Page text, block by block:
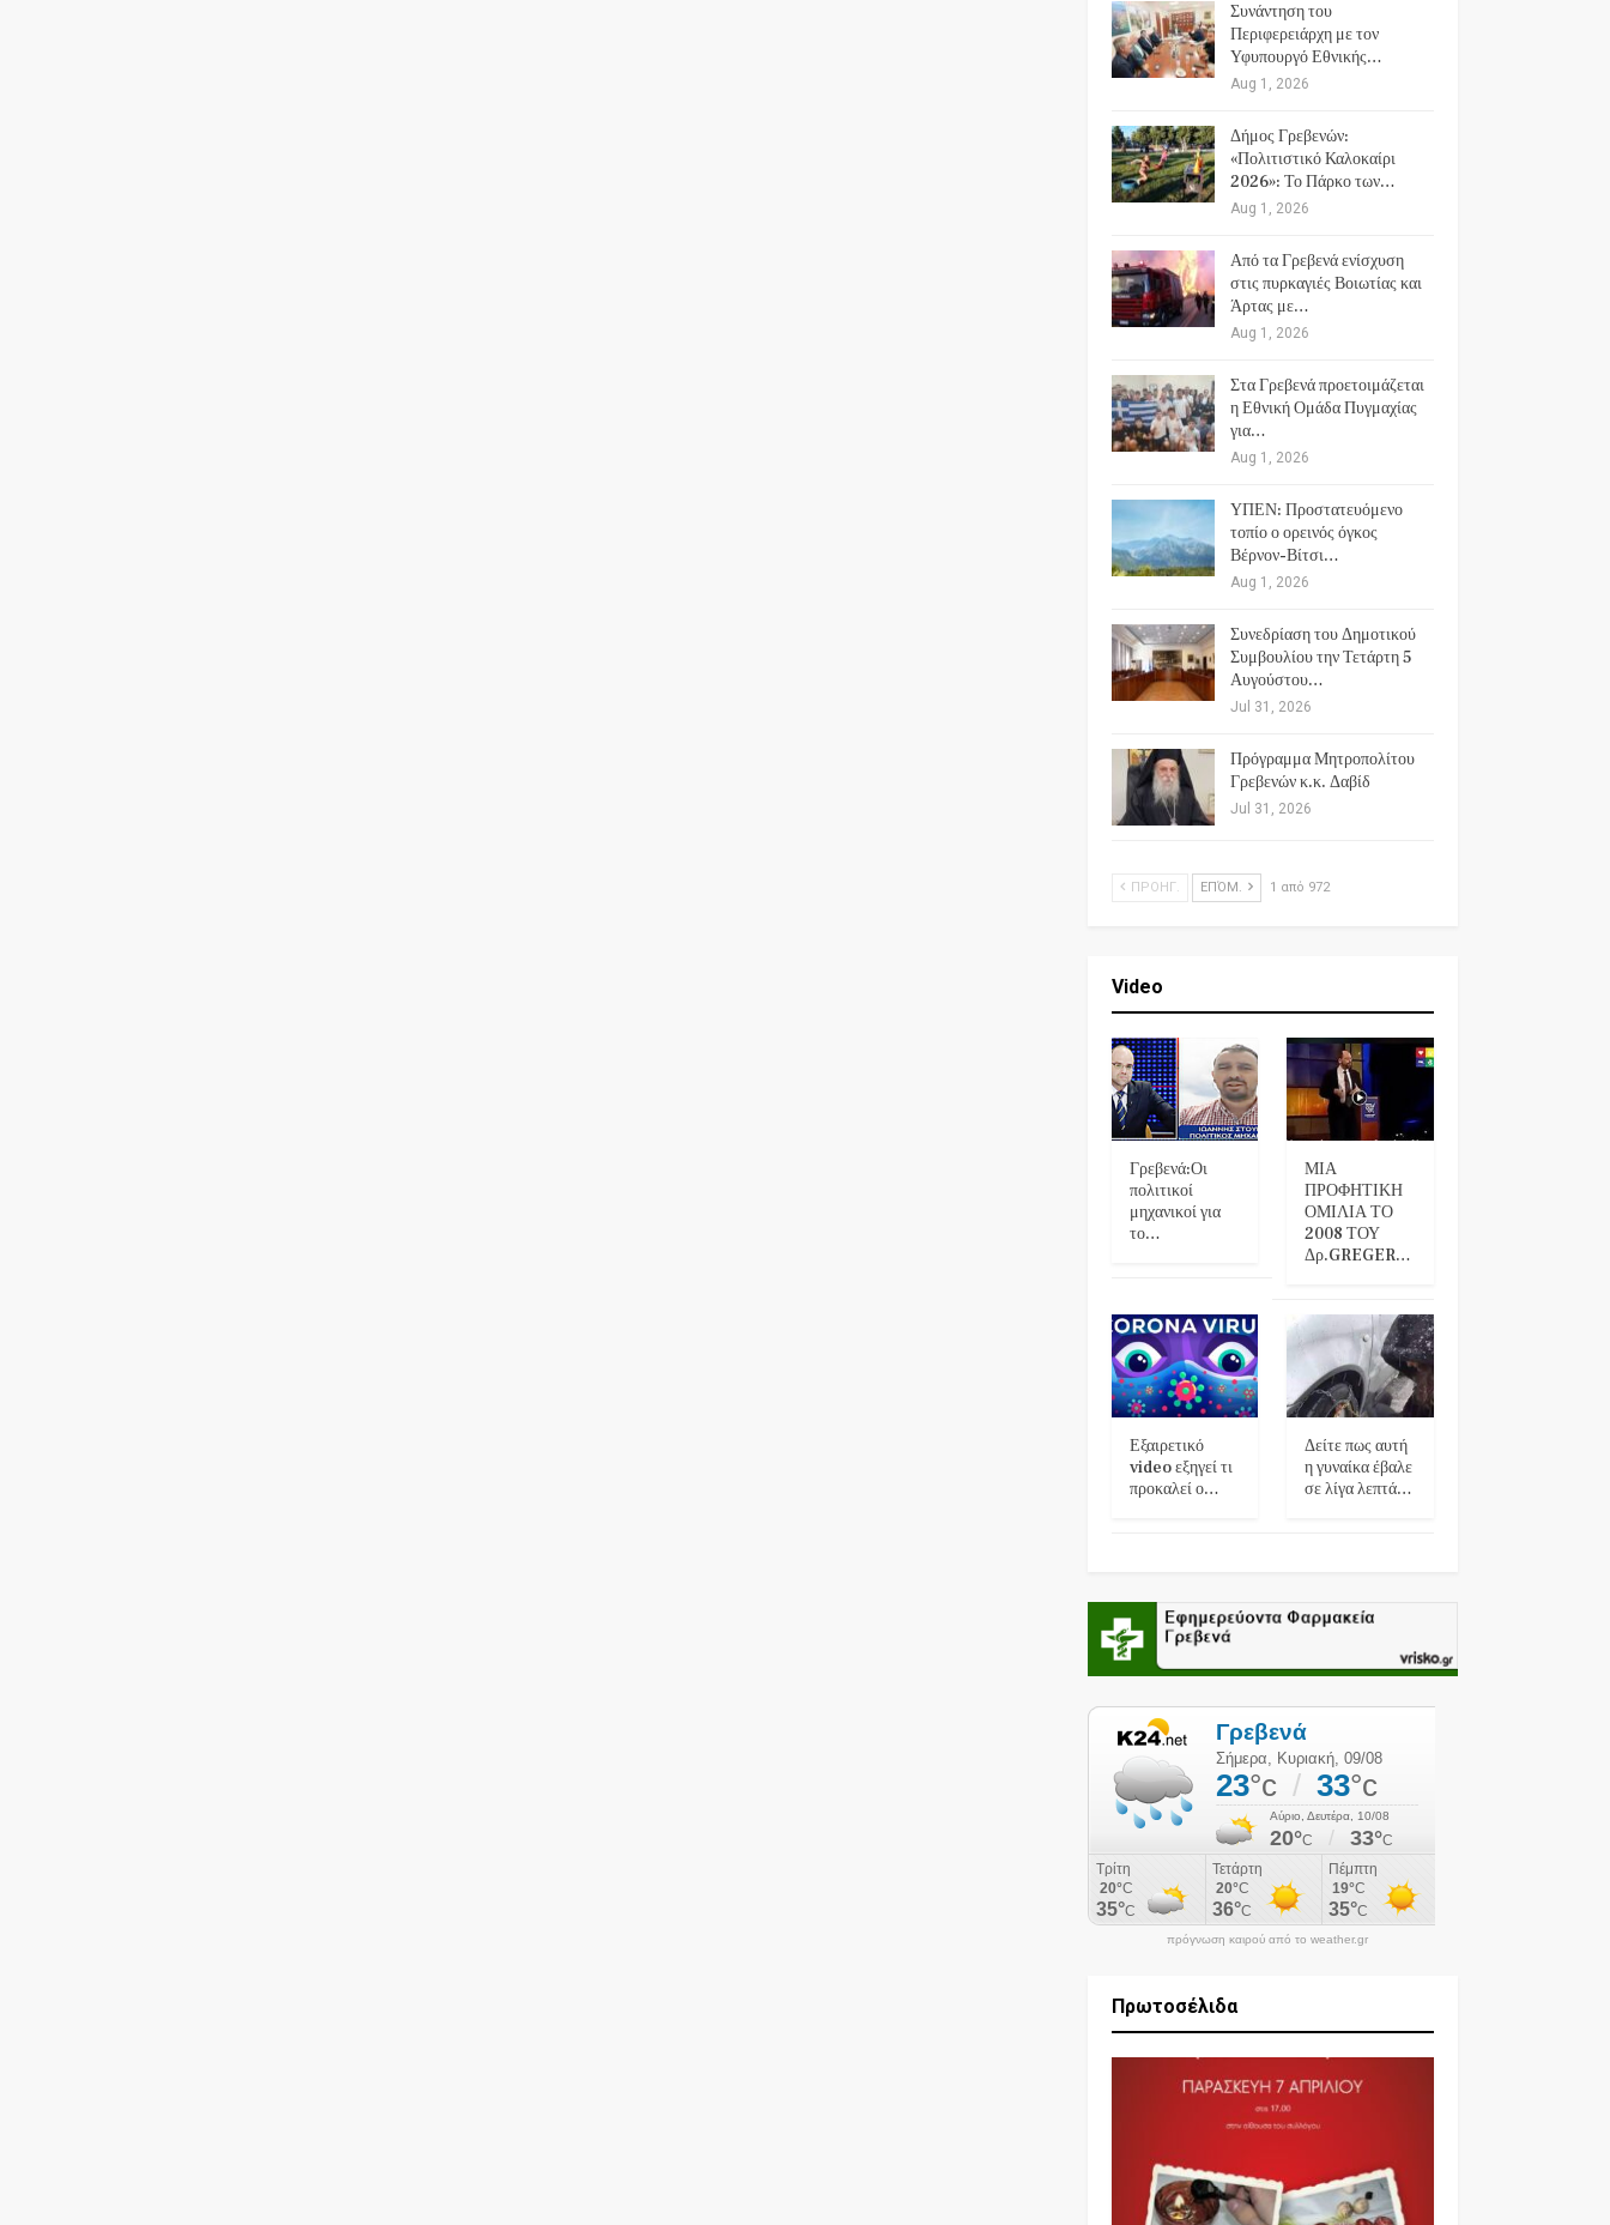
Συνάντηση του
Περιφερειάρχη με τον
Υφυπουργό Εθνικής…
Aug 1, 2026
Δήμος Γρεβενών:
«Πολιτιστικό Καλοκαίρι
2026»: Το Πάρκο των…
Aug 1, 2026
Από τα Γρεβενά ενίσχυση
στις πυρκαγιές Βοιωτίας και
Άρτας με…
Aug 1, 2026
Στα Γρεβενά προετοιμάζεται
η Εθνική Ομάδα Πυγμαχίας
για…
Aug 1, 2026
ΥΠΕΝ: Προστατευόμενο
τοπίο ο ορεινός όγκος
Βέρνον-Βίτσι…
Aug 1, 2026
Συνεδρίαση του Δημοτικού
Συμβουλίου την Τετάρτη 5
Αυγούστου…
Jul 31, 2026
Πρόγραμμα Μητροπολίτου
Γρεβενών κ.κ. Δαβίδ
Jul 31, 2026
ΠΡΟΗΓ. ΕΠΌΜ. 1 από 972
Video
Γρεβενά:Οι
πολιτικοί
μηχανικοί για
το…
ΜΙΑ
ΠΡΟΦΗΤΙΚΗ
ΟΜΙΛΙΑ ΤΟ
2008 ΤΟΥ
Δρ.GREGER…
Εξαιρετικό
video εξηγεί τι
προκαλεί ο…
Δείτε πως αυτή
η γυναίκα έβαλε
σε λίγα λεπτά…
πρόγνωση καιρού από το weather.gr
Πρωτοσέλιδα